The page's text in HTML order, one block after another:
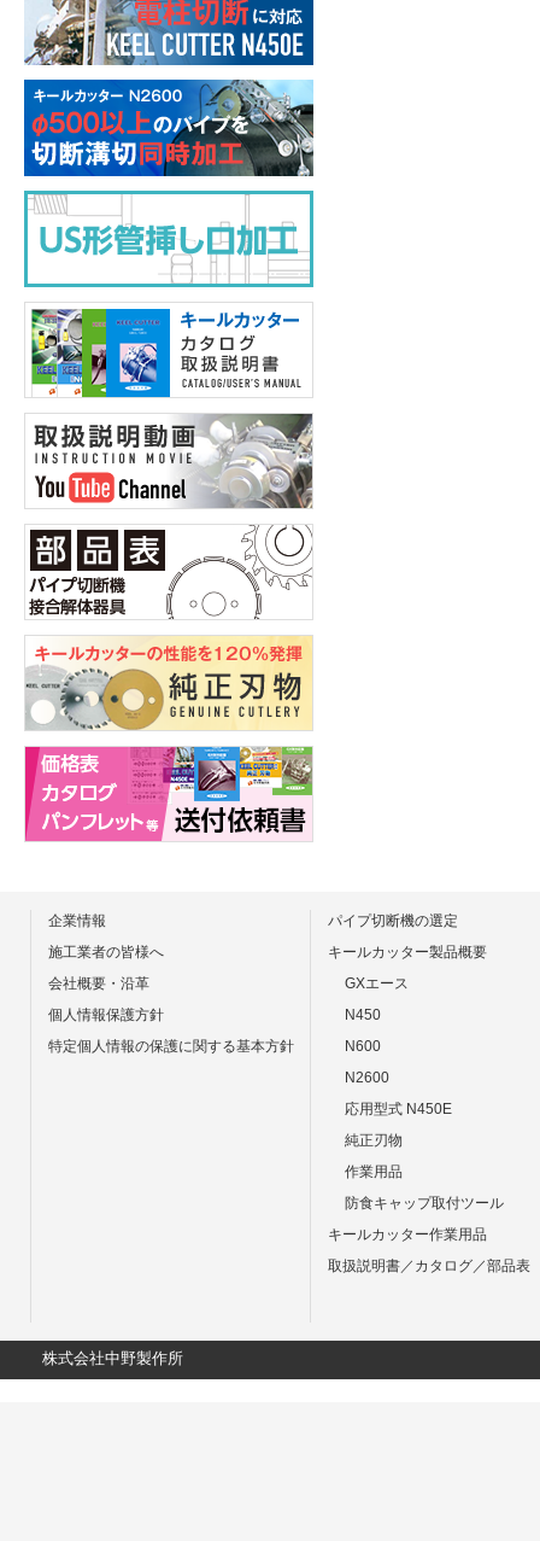
企業情報
施工業者の皆様へ
会社概要・沿革
個人情報保護方針
特定個人情報の保護に関する基本方針
パイプ切断機の選定
キールカッター製品概要
GXエース
N450
N600
N2600
応用型式 N450E
純正刃物
作業用品
防食キャップ取付ツール
キールカッター作業用品
取扱説明書／カタログ／部品表
株式会社中野製作所